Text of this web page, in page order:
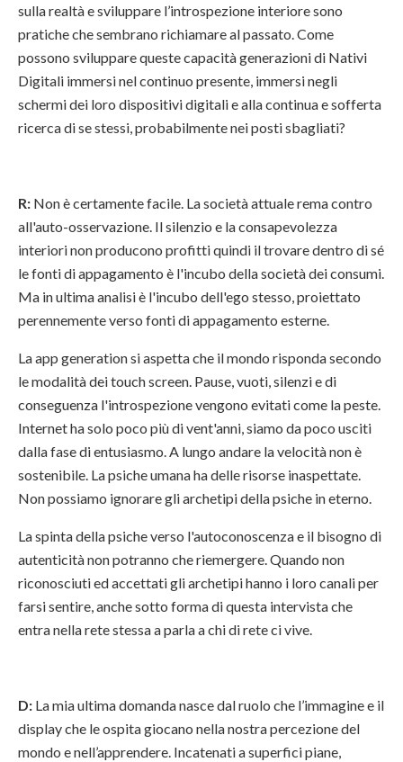
sulla realtà e sviluppare l’introspezione interiore sono
pratiche che sembrano richiamare al passato. Come
possono sviluppare queste capacità generazioni di Nativi
Digitali immersi nel continuo presente, immersi negli
schermi dei loro dispositivi digitali e alla continua e sofferta
ricerca di se stessi, probabilmente nei posti sbagliati?
R: Non è certamente facile. La società attuale rema contro
all'auto-osservazione. Il silenzio e la consapevolezza
interiori non producono profitti quindi il trovare dentro di sé
le fonti di appagamento è l'incubo della società dei consumi.
Ma in ultima analisi è l'incubo dell'ego stesso, proiettato
perennemente verso fonti di appagamento esterne.
La app generation si aspetta che il mondo risponda secondo
le modalità dei touch screen. Pause, vuoti, silenzi e di
conseguenza l'introspezione vengono evitati come la peste.
Internet ha solo poco più di vent'anni, siamo da poco usciti
dalla fase di entusiasmo. A lungo andare la velocità non è
sostenibile. La psiche umana ha delle risorse inaspettate.
Non possiamo ignorare gli archetipi della psiche in eterno.
La spinta della psiche verso l'autoconoscenza e il bisogno di
autenticità non potranno che riemergere. Quando non
riconosciuti ed accettati gli archetipi hanno i loro canali per
farsi sentire, anche sotto forma di questa intervista che
entra nella rete stessa a parla a chi di rete ci vive.
D: La mia ultima domanda nasce dal ruolo che l’immagine e il
display che le ospita giocano nella nostra percezione del
mondo e nell’apprendere. Incatenati a superfici piane,